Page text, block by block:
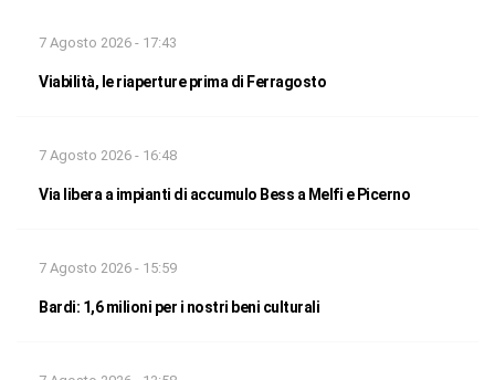
7 Agosto 2026 - 17:43
Viabilità, le riaperture prima di Ferragosto
7 Agosto 2026 - 16:48
Via libera a impianti di accumulo Bess a Melfi e Picerno
7 Agosto 2026 - 15:59
Bardi: 1,6 milioni per i nostri beni culturali